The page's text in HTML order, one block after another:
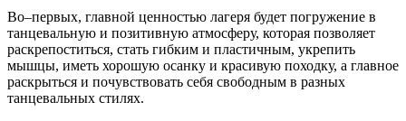
Во–первых, главной ценностью лагеря будет погружение в
танцевальную и позитивную атмосферу, которая позволяет
раскрепоститься, стать гибким и пластичным, укрепить
мышцы, иметь хорошую осанку и красивую походку, а главное
раскрыться и почувствовать себя свободным в разных
танцевальных стилях.